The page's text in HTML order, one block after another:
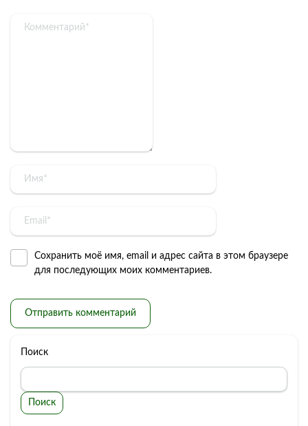
Сохранить моё имя, email и адрес сайта в этом браузере
для последующих моих комментариев.
Поиск
Поиск